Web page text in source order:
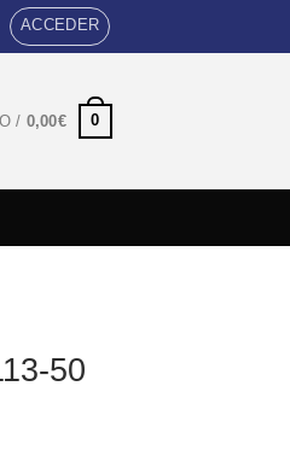
ACCEDER
/ 0,00€ 0
50